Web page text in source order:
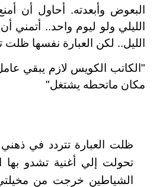
البعوض وأبعدته. أحاول أن
الليلي ولو ليوم واحد.. أتمني
الليل.. لكن العبارة نفسها ظلت
"الكاتب الكويس لازم يبقي
مكان ماتحطه يشتغل"
ظلت العبارة تتردد في
تحولت إلي أغنية تشدو
الشياطين خرجت من